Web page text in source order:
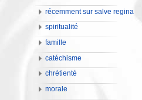
récemment sur salve regina
spiritualité
famille
catéchisme
chrétienté
morale